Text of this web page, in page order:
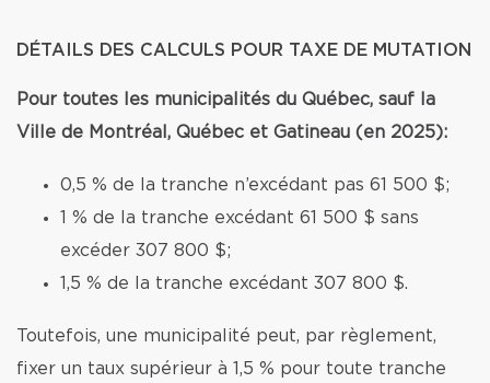
DÉTAILS DES CALCULS POUR TAXE DE MUTATION
Pour toutes les municipalités du Québec, sauf la
Ville de Montréal, Québec et Gatineau (en 2025):
0,5 % de la tranche n’excédant pas 61 500 $;
1 % de la tranche excédant 61 500 $ sans
excéder 307 800 $;
1,5 % de la tranche excédant 307 800 $.
Toutefois, une municipalité peut, par règlement,
fixer un taux supérieur à 1,5 % pour toute tranche